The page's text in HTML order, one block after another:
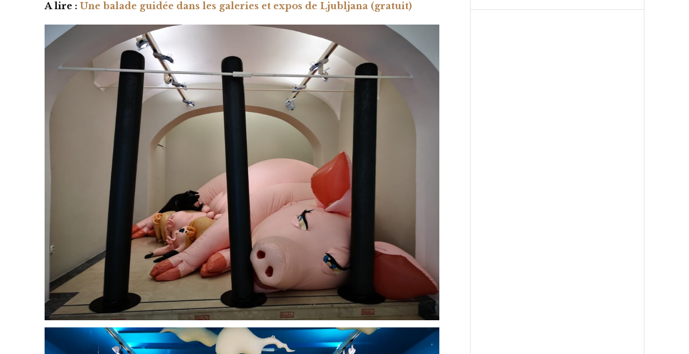
A lire : Une balade guidée dans les galeries et expos de Ljubljana (gratuit)